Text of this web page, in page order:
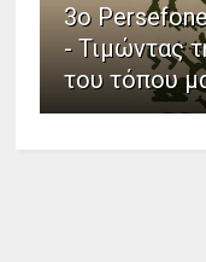
3ο
- Τιμώντας
του τόπου